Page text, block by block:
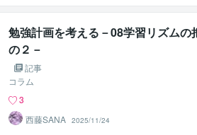
勉強計画を考える－08学習リズムの
の２－
記事
コラム
3
西藤SANA 2025/11/24